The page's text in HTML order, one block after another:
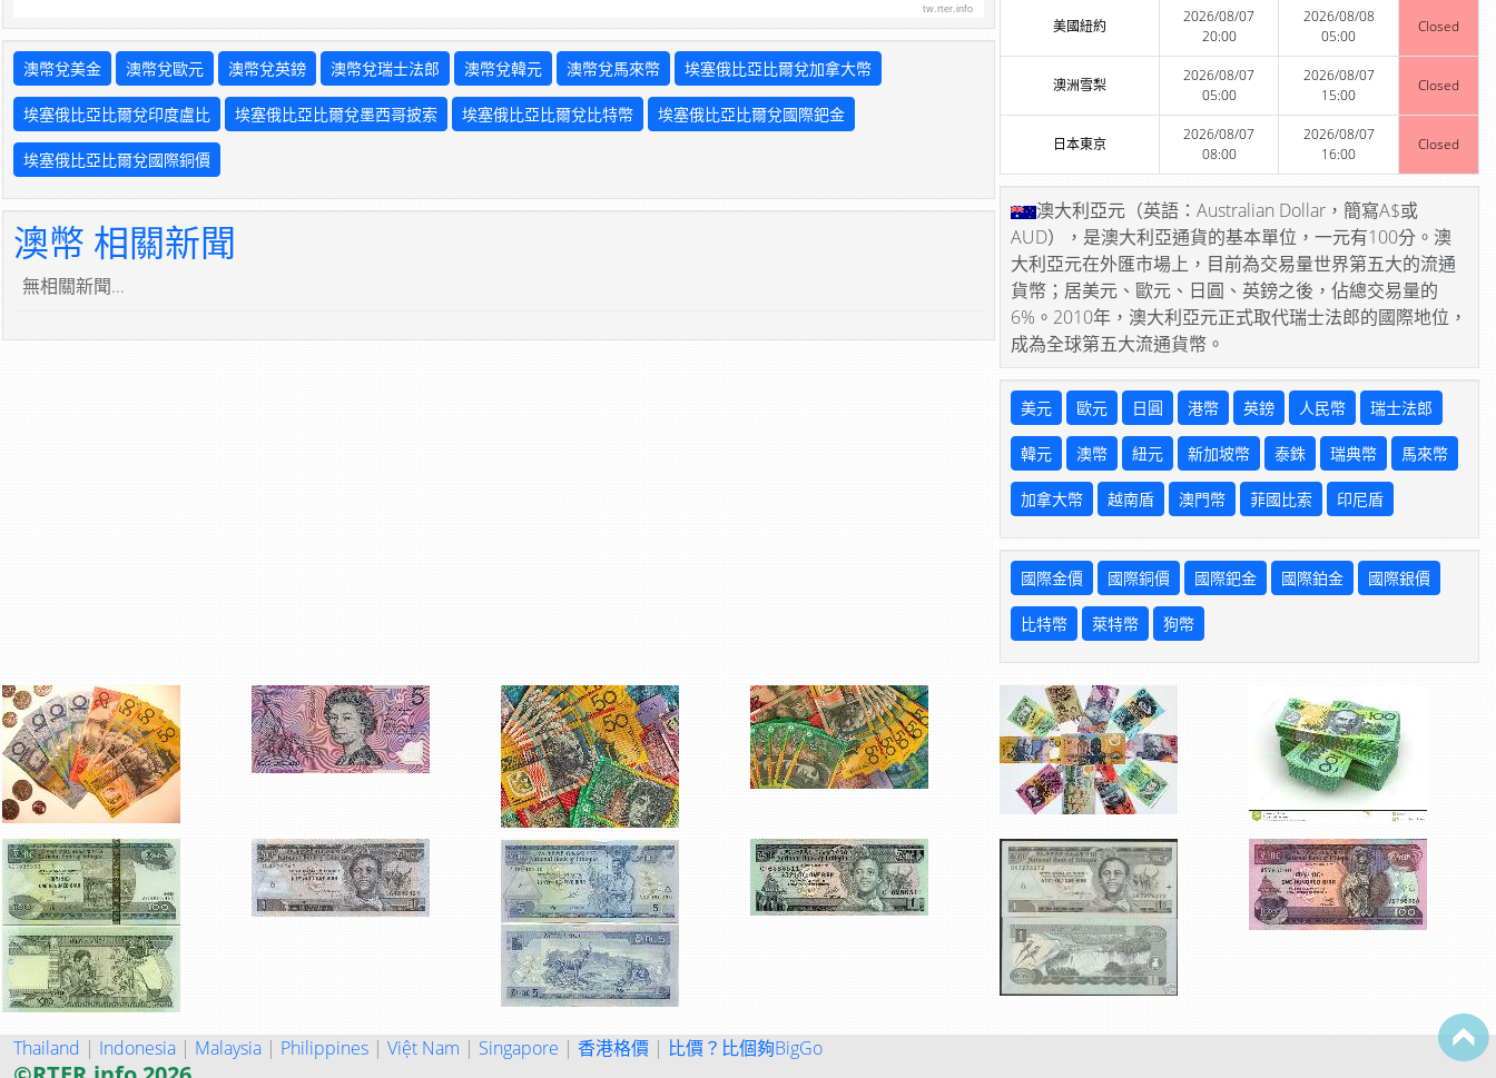
tw.rter.info
澳幣兌美金 澳幣兌歐元 澳幣兌英鎊 澳幣兌瑞士法郎 澳幣兌韓元 澳幣兌馬來幣 埃塞俄比亞比爾兌加拿大幣
埃塞俄比亞比爾兌印度盧比 埃塞俄比亞比爾兌墨西哥披索 埃塞俄比亞比爾兌比特幣 埃塞俄比亞比爾兌國際鈀金
埃塞俄比亞比爾兌國際銅價
澳幣 相關新聞
無相關新聞...
美國紐約
2026/08/07
20:00
2026/08/08
05:00
Closed
澳洲雪梨
2026/08/07
05:00
2026/08/07
15:00
Closed
日本東京
2026/08/07
08:00
2026/08/07
16:00
Closed
澳大利亞元（英語：Australian Dollar，簡寫A$或
AUD），是澳大利亞通貨的基本單位，一元有100分。澳
大利亞元在外匯市場上，目前為交易量世界第五大的流通
貨幣；居美元、歐元、日圓、英鎊之後，佔總交易量的
6%。2010年，澳大利亞元正式取代瑞士法郎的國際地位，
成為全球第五大流通貨幣。
美元 歐元 日圓 港幣 英鎊 人民幣 瑞士法郎
韓元 澳幣 紐元 新加坡幣 泰銖 瑞典幣 馬來幣
加拿大幣 越南盾 澳門幣 菲國比索 印尼盾
國際金價 國際銅價 國際鈀金 國際鉑金 國際銀價
比特幣 萊特幣 狗幣
Thailand | Indonesia | Malaysia | Philippines | Việt Nam | Singapore | 香港格價 | 比價？比個夠BigGo